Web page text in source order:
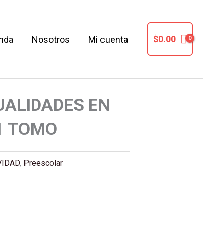
Nosotros Mi cuenta $0.00
EN
TOMO
, Preescolar